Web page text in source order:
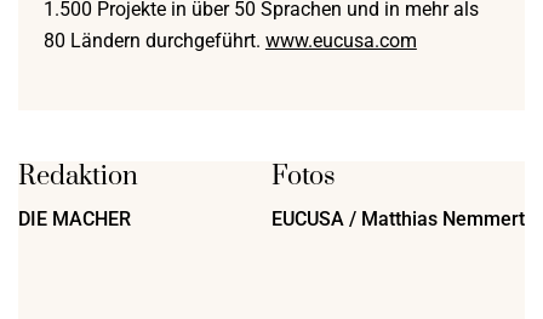
1.500 Projekte in über 50 Sprachen und in mehr als
80 Ländern durchgeführt. www.eucusa.com
Redaktion
DIE MACHER
Fotos
EUCUSA / Matthias Nemmert